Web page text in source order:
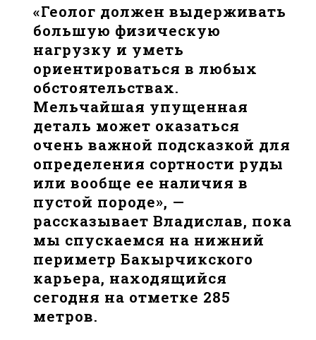
«Геолог должен выдерживать
большую физическую
нагрузку и уметь
ориентироваться в любых
обстоятельствах.
Мельчайшая упущенная
деталь может оказаться
очень важной подсказкой для
определения сортности руды
или вообще ее наличия в
пустой породе», —
рассказывает Владислав, пока
мы спускаемся на нижний
периметр Бакырчикского
карьера, находящийся
сегодня на отметке 285
метров.